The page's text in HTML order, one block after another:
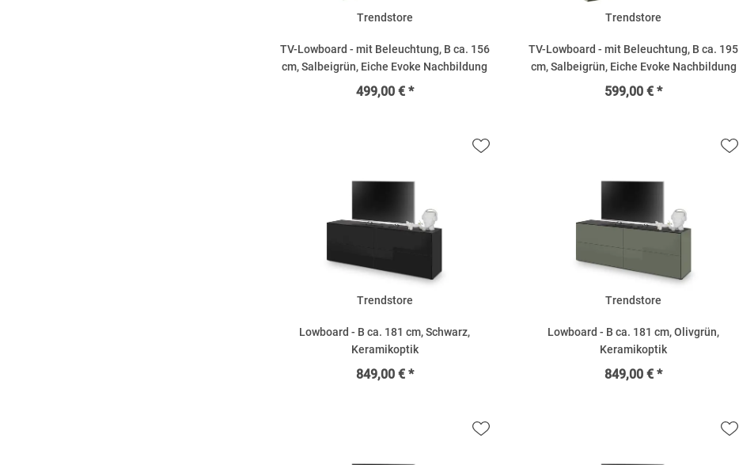
Trendstore
TV-Lowboard - mit Beleuchtung, B ca. 156
cm, Salbeigrün, Eiche Evoke Nachbildung
499,00 € *
Trendstore
TV-Lowboard - mit Beleuchtung, B ca. 195
cm, Salbeigrün, Eiche Evoke Nachbildung
599,00 € *
Trendstore
Lowboard - B ca. 181 cm, Schwarz,
Keramikoptik
849,00 € *
Trendstore
Lowboard - B ca. 181 cm, Olivgrün,
Keramikoptik
849,00 € *